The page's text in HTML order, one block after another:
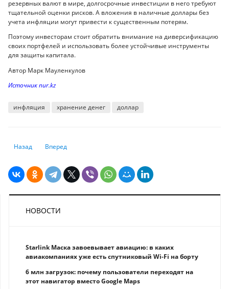
резервных валют в мире, долгосрочные инвестиции в него требуют
тщательной оценки рисков. А вложения в наличные доллары без
учета инфляции могут привести к существенным потерям.
Поэтому инвесторам стоит обратить внимание на диверсификацию
своих портфелей и использовать более устойчивые инструменты
для защиты капитала.
Автор Марк Мауленкулов
Источник nur.kz
инфляция хранение денег доллар
Предыдущий: Сколько нужно зарабатывать, чтобы взять рыночную
Назад Следующий: Минэкономики: Денежные переводы
Вперед
НОВОСТИ
Starlink Маска завоевывает авиацию: в каких
авиакомпаниях уже есть спутниковый Wi-Fi на борту
6 млн загрузок: почему пользователи переходят на
этот навигатор вместо Google Maps